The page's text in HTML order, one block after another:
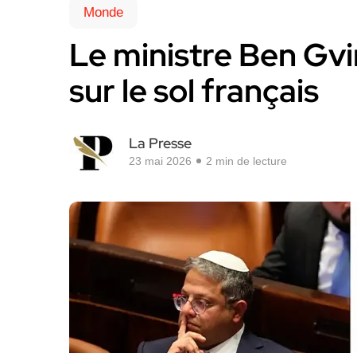
Monde
Le ministre Ben
sur le sol français
La Presse
23 mai 2026 2 min de lecture